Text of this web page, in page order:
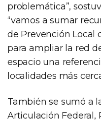
problemática”,
“vamos a sumar
de Prevención Local
para ampliar la red
espacio una
localidades más
También se sumó a
Articulación Federal,